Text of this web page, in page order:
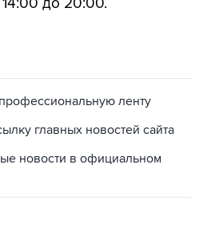
главных новостей сайта
новости в официальном